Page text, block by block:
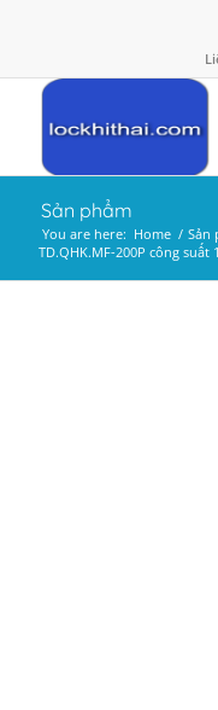
Sản phẩm
You are here: Home / Sản
TD.QHK.MF-200P công suất